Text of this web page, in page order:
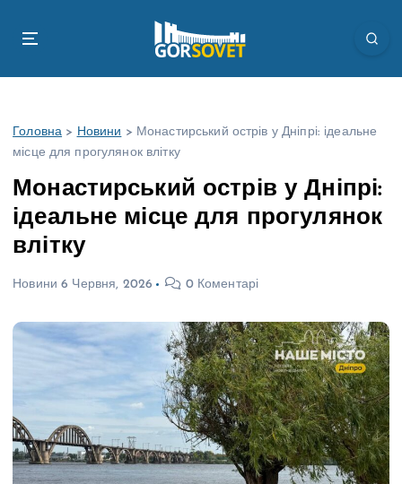
Головна > Новини > Монастирський острів у Дніпрі: ідеальне
місце для прогулянок влітку
Монастирський острів у Дніпрі:
ідеальне місце для прогулянок
влітку
Новини 6 Червня, 2026 0 Коментарі